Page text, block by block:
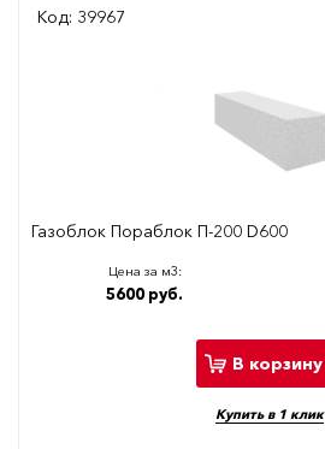
Код: 39967
Газоблок Пораблок П-200 D600
Цена за м3:
5600 руб.
В корзину
Купить в 1 клик